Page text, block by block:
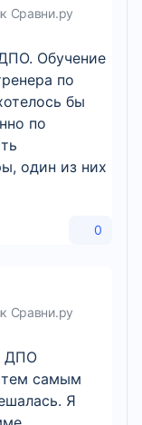
Сравни.ру
Обучение
по
бы
по
один из них
0
Сравни.ру
ДПО
самым
Я